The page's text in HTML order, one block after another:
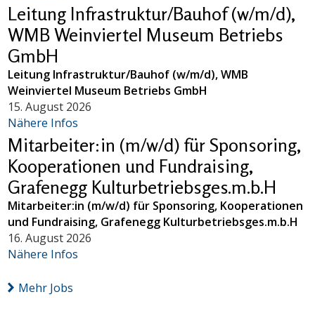
Leitung Infrastruktur/Bauhof (w/m/d),
WMB Weinviertel Museum Betriebs
GmbH
Leitung Infrastruktur/Bauhof (w/m/d), WMB
Weinviertel Museum Betriebs GmbH
15. August 2026
Nähere Infos
Mitarbeiter:in (m/w/d) für Sponsoring,
Kooperationen und Fundraising,
Grafenegg Kulturbetriebsges.m.b.H
Mitarbeiter:in (m/w/d) für Sponsoring, Kooperationen
und Fundraising, Grafenegg Kulturbetriebsges.m.b.H
16. August 2026
Nähere Infos
Mehr Jobs